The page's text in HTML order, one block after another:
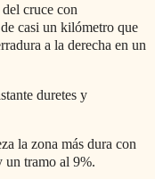
cruce con
casi un kilómetro que
a la derecha en un
duretes y
la zona más dura con
un tramo al 9%.